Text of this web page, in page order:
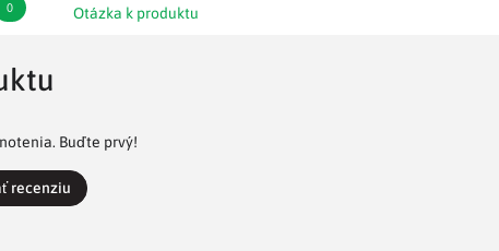
0 Otázka k produktu
Buďte prvý!
recenziu